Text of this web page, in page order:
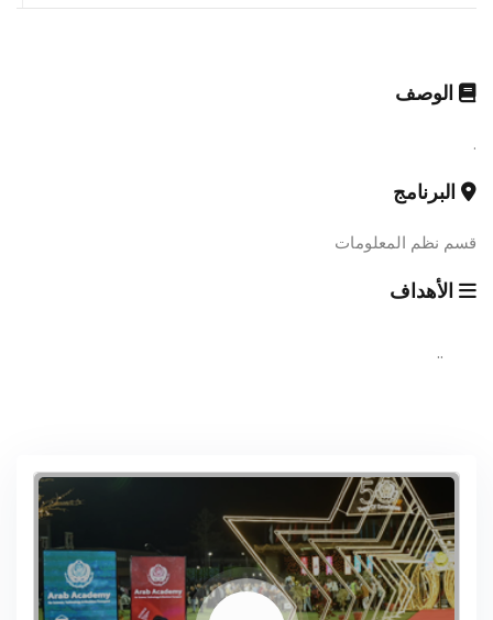
الوصف
.
البرنامج
قسم نظم المعلومات
الأهداف
..